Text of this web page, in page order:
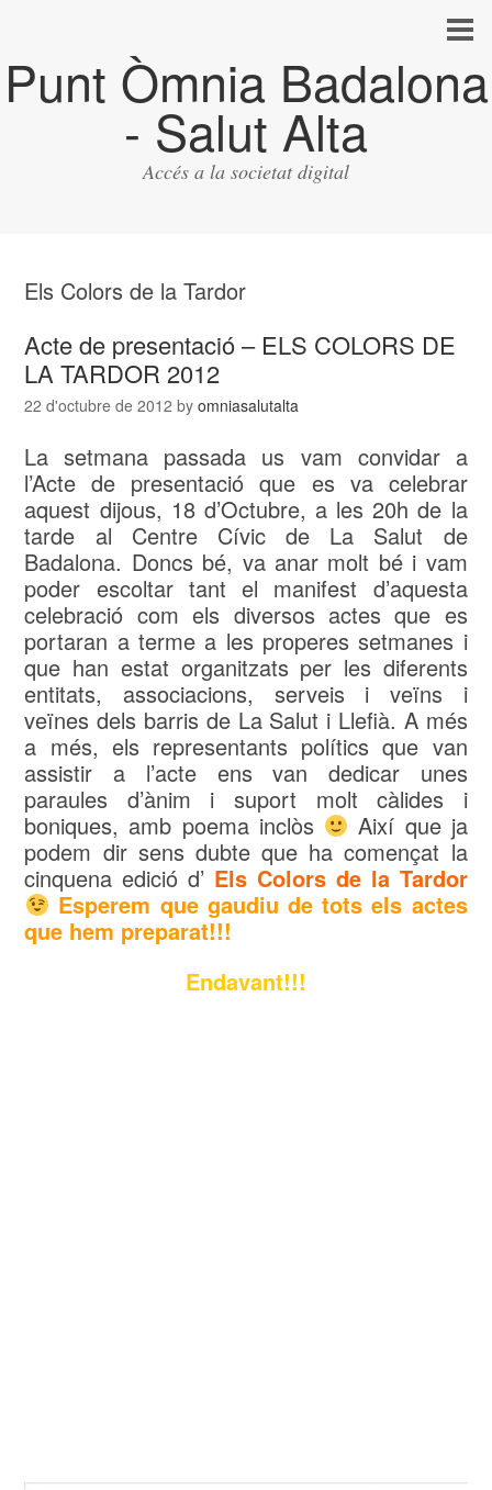
Punt Òmnia Badalona
- Salut Alta
Accés a la societat digital
Els Colors de la Tardor
Acte de presentació – ELS COLORS DE
LA TARDOR 2012
22 d'octubre de 2012 byomniasalutalta
La setmana passada us vam convidar a
l’Acte de presentació que es va celebrar
aquest dijous, 18 d’Octubre, a les 20h de la
tarde al Centre Cívic de La Salut de
Badalona. Doncs bé, va anar molt bé i vam
poder escoltar tant el manifest d’aquesta
celebració com els diversos actes que es
portaran a terme a les properes setmanes i
que han estat organitzats per les diferents
entitats, associacions, serveis i veïns i
veïnes dels barris de La Salut i Llefià. A més
a més, els representants polítics que van
assistir a l’acte ens van dedicar unes
paraules d’ànim i suport molt càlides i
boniques, amb poema inclòs
Així que ja
podem dir sens dubte que ha començat la
cinquena edició d’ Els Colors de la Tardor
Esperem que gaudiu de tots els actes
que hem preparat!!!
Endavant!!!